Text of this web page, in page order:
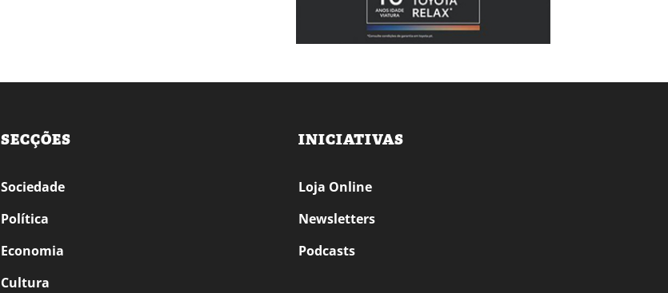
SECÇÕES
Sociedade
Política
Economia
Cultura
INICIATIVAS
Loja Online
Newsletters
Podcasts